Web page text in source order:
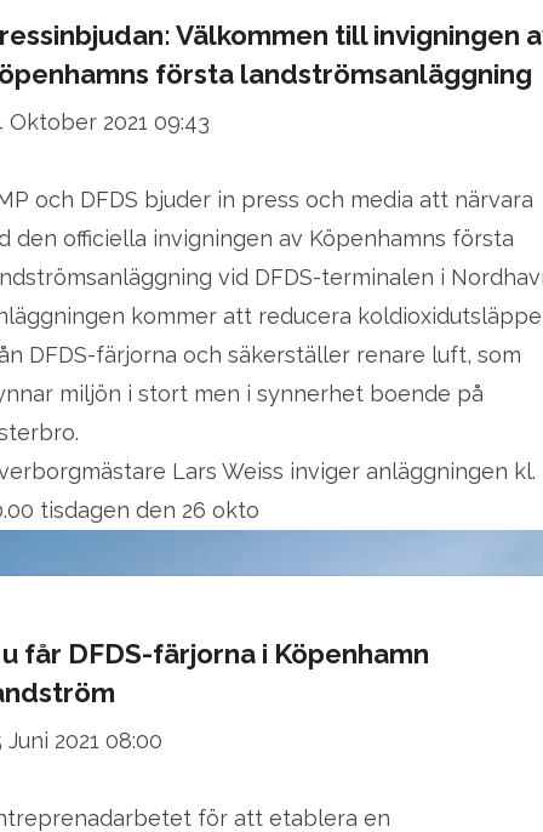
Välkommen till invigningen
första landströmsanläggning
Oktober 2021 09:43
och DFDS bjuder in press och media att närvara
den officiella invigningen av Köpenhamns första
vid DFDS-terminalen i
kommer att reducera
DFDS-färjorna och säkerställer renare luft, som
miljön i stort men i synnerhet boende på
Lars Weiss inviger anläggningen kl.
tisdagen den 26 okto
får DFDS-färjorna i Köpenhamn
Juni 2021 08:00
för att etablera en